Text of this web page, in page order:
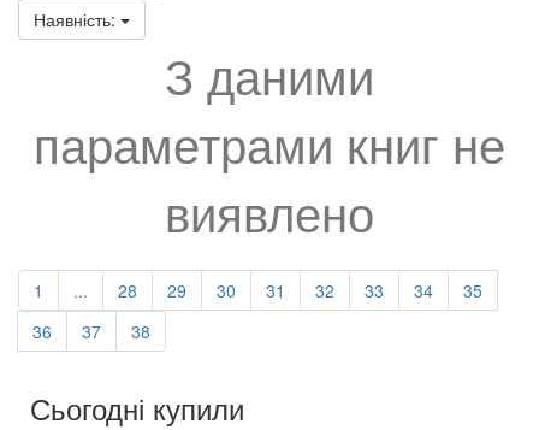
Наявність:
З даними
параметрами книг не
виявлено
1 ... 28 29 30 31 32 33 34
35
36
37 38
Сьогодні купили